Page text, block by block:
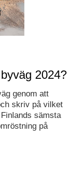
2024?
genom att
skriv på vilket
sämsta
på